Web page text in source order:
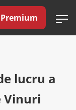
Premium
lucru a
Vinuri